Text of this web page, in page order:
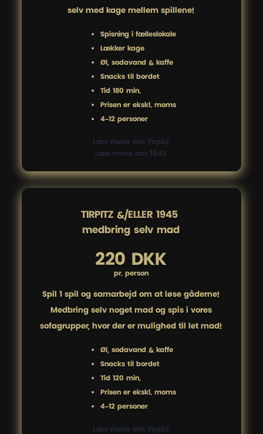
selv med kage mellem spillene!
Spisning i fælleslokale
Lækker kage
Øl, sodavand & kaffe
Snacks til bordet
Tid 180 min.
Prisen er ekskl. moms
4-12 personer
Læs mere om Tirpitz
Læs mere om 1945
TIRPITZ &/ELLER 1945
medbring selv mad
220 DKK
pr. person
Spil 1 spil og samarbejd om at løse gåderne!
Medbring selv noget mad og spis i vores
sofagrupper, hvor der er mulighed til let mad!
Øl, sodavand & kaffe
Snacks til bordet
Tid 120 min.
Prisen er ekskl. moms
4-12 personer
Læs mere om Tirpitz